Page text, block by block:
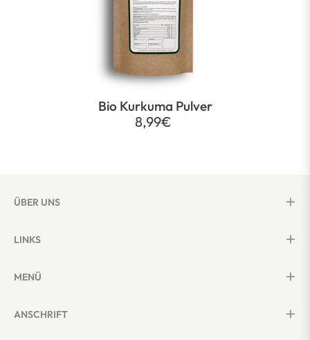
Bio Kurkuma Pulver
8,99€
ÜBER UNS
LINKS
MENÜ
ANSCHRIFT